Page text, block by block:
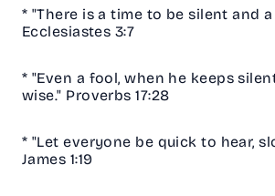
* "There is a time to be silent and
Ecclesiastes 3:7
* "Even a fool, when he keeps
wise." Proverbs 17:28
* "Let everyone be quick to hear,
James 1:19